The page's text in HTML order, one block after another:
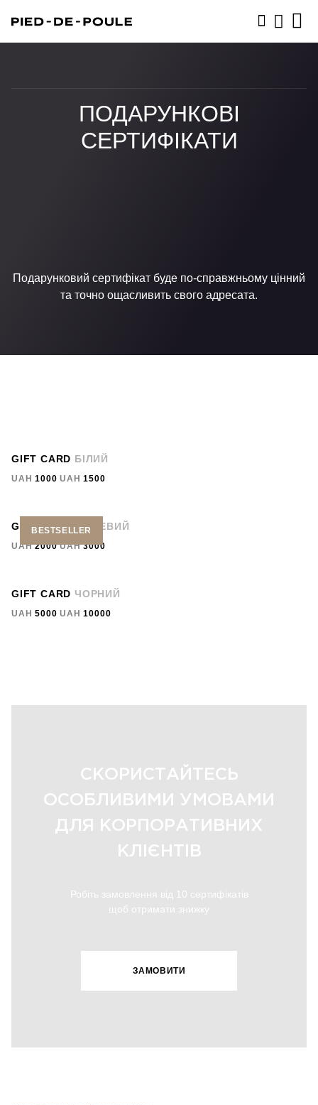
ПОДАРУНКОВІ
СЕРТИФІКАТИ
Подарунковий сертифікат буде по-справжньому цінний
та точно ощасливить свого адресата.
GIFT CARD БІЛИЙ
UAH 1000UAH 1500
BESTSELLER
GIFT CARDРОЖЕВИЙ
UAH2000UAH3000
GIFT CARD ЧОРНИЙ
UAH 5000UAH 10000
СКОРИСТАЙТЕСЬ
ОСОБЛИВИМИ УМОВАМИ
ДЛЯ КОРПОРАТИВНИХ
КЛІЄНТІВ
Робіть замовлення від 10 сертифікатів
щоб отримати знижку
ЗАМОВИТИ